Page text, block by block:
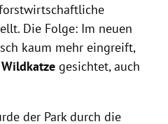
Die Folge: Im neuen
kaum mehr eingreift,
Wildkatze gesichtet, auch
der Park durch die